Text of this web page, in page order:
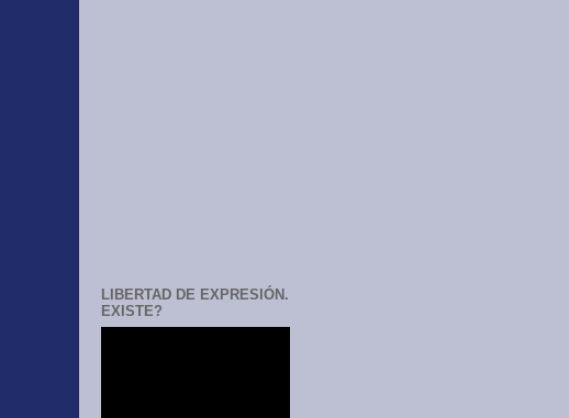
LIBERTAD DE EXPRESIÓN.
EXISTE?